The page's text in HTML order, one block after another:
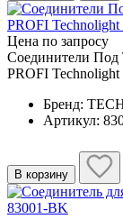
Цена по запросу
Соединители Под
PROFI
Бренд:
Артикул:
В корзину